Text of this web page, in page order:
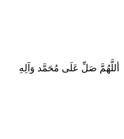
أللَّهُمَّ صَلِّ عَلَى مُحَمَّد وَآلِهِ